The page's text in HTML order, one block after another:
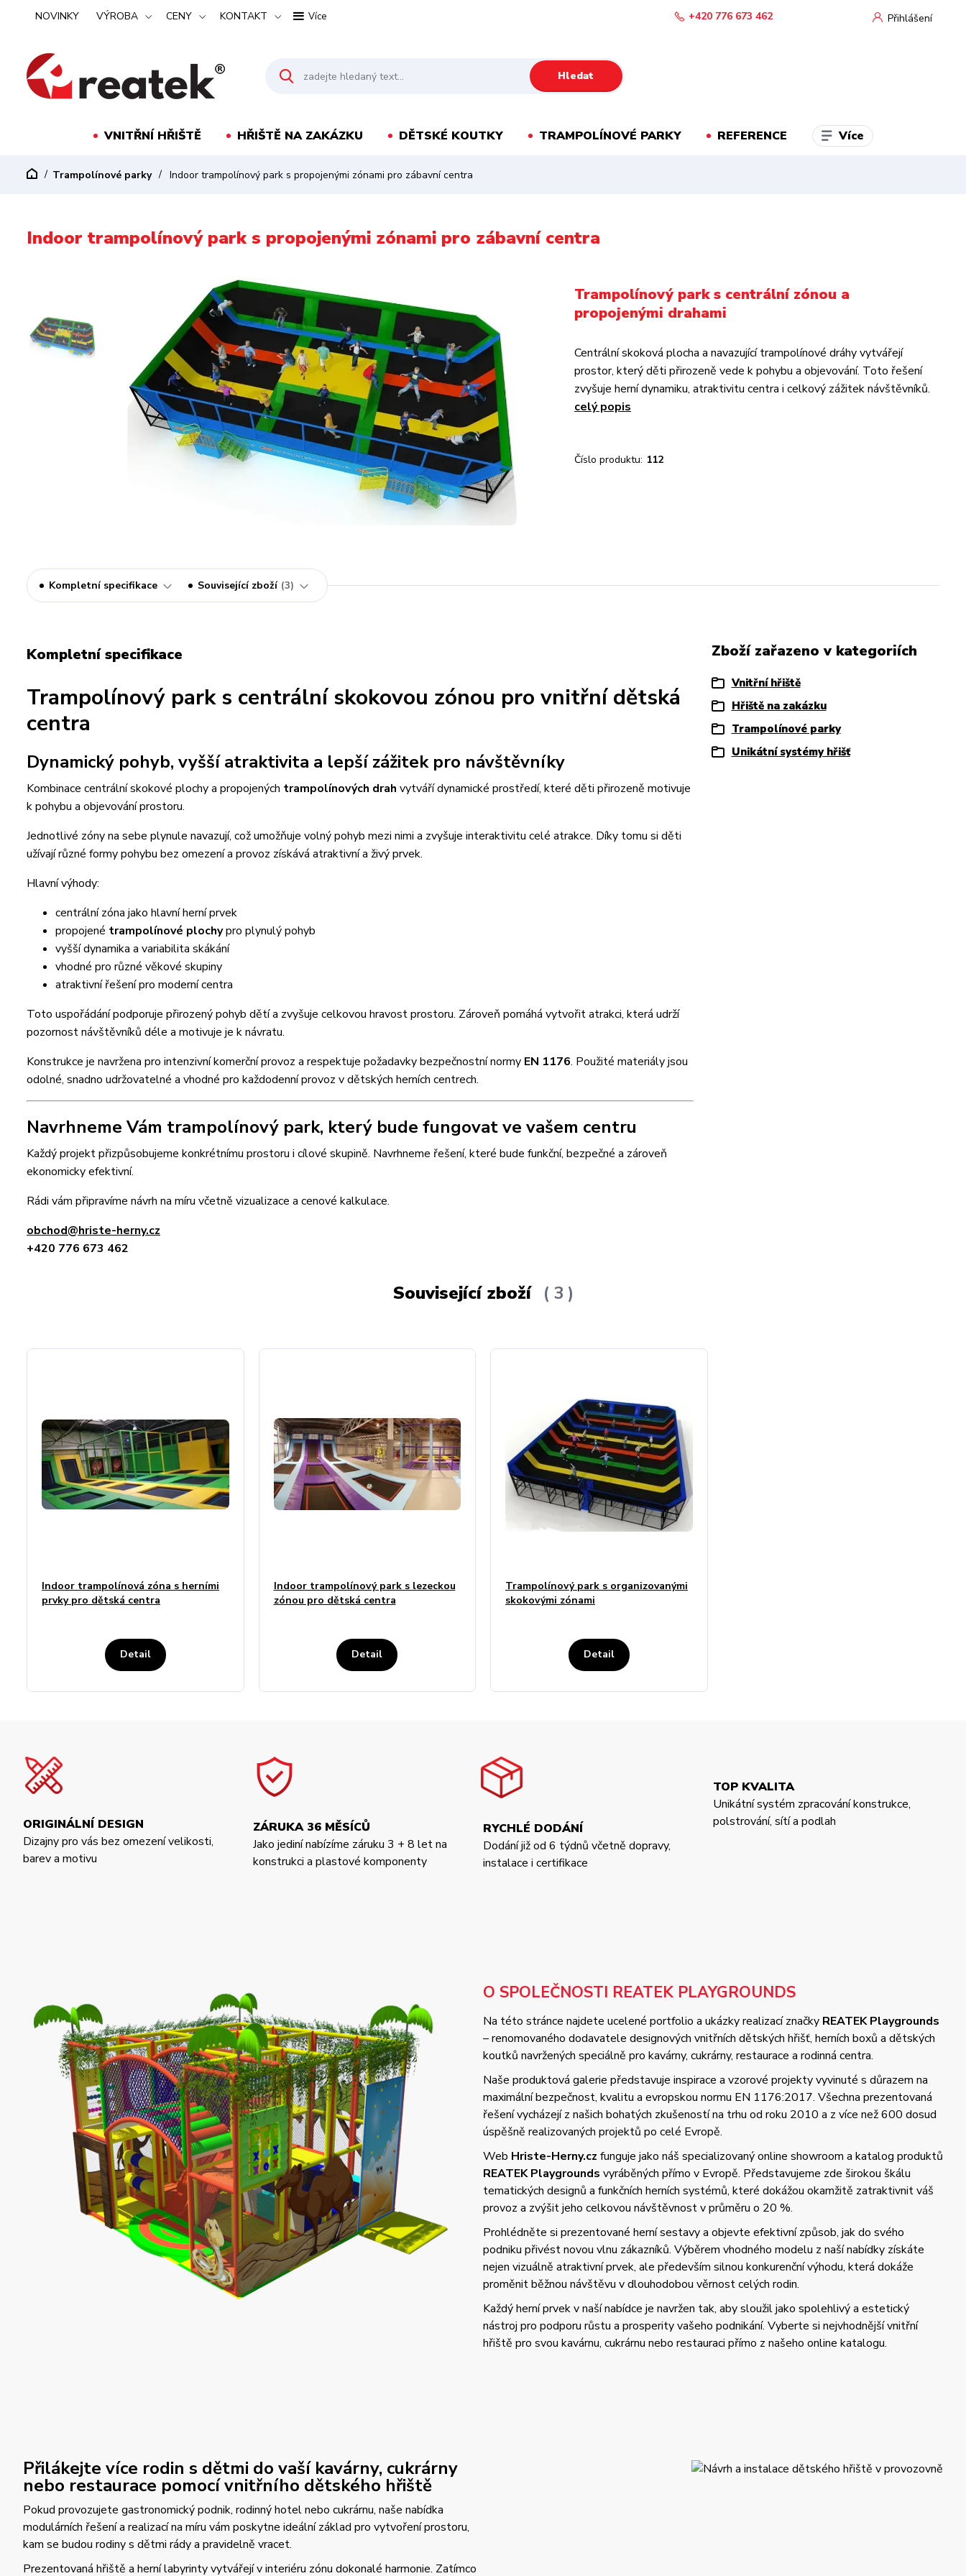
NOVINKY VÝROBA CENY KONTAKT Více Přihlášení
Hledat
+420 776 673 462
VNITŘNÍ HŘIŠTĚ HŘIŠTĚ NA ZAKÁZKU DĚTSKÉ KOUTKY TRAMPOLÍNOVÉ PARKY REFERENCE Více
Trampolínové parky Indoor trampolínový park s propojenými zónami pro zábavní centra
Indoor trampolínový park s propojenými zónami pro zábavní centra
Trampolínový park s centrální zónou a
propojenými drahami
Centrální skoková plocha a navazující trampolínové dráhy vytvářejí
prostor, který děti přirozeně vede k pohybu a objevování. Toto řešení
zvyšuje herní dynamiku, atraktivitu centra i celkový zážitek návštěvníků.
celý popis
Číslo produktu: 112
Kompletní specifikace Související zboží 3
Kompletní specifikace
Trampolínový park s centrální skokovou zónou pro vnitřní dětská
centra
Dynamický pohyb, vyšší atraktivita a lepší zážitek pro návštěvníky
Kombinace centrální skokové plochy a propojených trampolínových drah vytváří dynamické prostředí, které děti přirozeně motivuje
k pohybu a objevování prostoru.
Jednotlivé zóny na sebe plynule navazují, což umožňuje volný pohyb mezi nimi a zvyšuje interaktivitu celé atrakce. Díky tomu si děti
užívají různé formy pohybu bez omezení a provoz získává atraktivní a živý prvek.
Hlavní výhody:
centrální zóna jako hlavní herní prvek
propojené trampolínové plochypro plynulý pohyb
vyšší dynamika a variabilita skákání
vhodné pro různé věkové skupiny
atraktivní řešení pro moderní centra
Toto uspořádání podporuje přirozený pohyb dětí a zvyšuje celkovou hravost prostoru. Zároveň pomáhá vytvořit atrakci, která udrží
pozornost návštěvníků déle a motivuje je k návratu.
Konstrukce je navržena pro intenzivní komerční provoz a respektuje požadavky bezpečnostní normy EN 1176. Použité materiály jsou
odolné, snadno udržovatelné a vhodné pro každodenní provoz v dětských herních centrech.
Navrhneme Vám trampolínový park, který bude fungovat ve vašem centru
Každý projekt přizpůsobujeme konkrétnímu prostoru i cílové skupině. Navrhneme řešení, které bude funkční, bezpečné a zároveň
ekonomicky efektivní.
Rádi vám připravíme návrh na míru včetně vizualizace a cenové kalkulace.
obchod@hriste-herny.cz
+420 776 673 462
Zboží zařazeno v kategoriích
Vnitřní hřiště
Hřiště na zakázku
Trampolínové parky
Unikátní systémy hřišť
Související zboží 3
Indoor trampolínová zóna s herními
prvky pro dětská centra
Detail
Indoor trampolínový park s lezeckou
zónou pro dětská centra
Detail
Trampolínový park s organizovanými
skokovými zónami
Detail
ORIGINÁLNÍ DESIGN
Dizajny pro vás bez omezení velikosti,
barev a motivu
ZÁRUKA 36 MĚSÍCŮ
Jako jediní nabízíme záruku 3 + 8 let na
konstrukci a plastové komponenty
RYCHLÉ DODÁNÍ
Dodání již od 6 týdnů včetně dopravy,
instalace i certifikace
TOP KVALITA
Unikátní systém zpracování konstrukce,
polstrování, sítí a podlah
O SPOLEČNOSTI REATEK PLAYGROUNDS
Na této stránce najdete ucelené portfolio a ukázky realizací značky REATEK Playgrounds
– renomovaného dodavatele designových vnitřních dětských hřišť, herních boxů a dětských
koutků navržených speciálně pro kavárny, cukrárny, restaurace a rodinná centra.
Naše produktová galerie představuje inspirace a vzorové projekty vyvinuté s důrazem na
maximální bezpečnost, kvalitu a evropskou normu EN 1176:2017. Všechna prezentovaná
řešení vycházejí z našich bohatých zkušeností na trhu od roku 2010 a z více než 600 dosud
úspěšně realizovaných projektů po celé Evropě.
Web Hriste-Herny.cz funguje jako náš specializovaný online showroom a katalog produktů
REATEK Playgrounds vyráběných přímo v Evropě. Představujeme zde širokou škálu
tematických designů a funkčních herních systémů, které dokážou okamžitě zatraktivnit váš
provoz a zvýšit jeho celkovou návštěvnost v průměru o 20 %.
Prohlédněte si prezentované herní sestavy a objevte efektivní způsob, jak do svého
podniku přivést novou vlnu zákazníků. Výběrem vhodného modelu z naší nabídky získáte
nejen vizuálně atraktivní prvek, ale především silnou konkurenční výhodu, která dokáže
proměnit běžnou návštěvu v dlouhodobou věrnost celých rodin.
Každý herní prvek v naší nabídce je navržen tak, aby sloužil jako spolehlivý a estetický
nástroj pro podporu růstu a prosperity vašeho podnikání. Vyberte si nejvhodnější vnitřní
hřiště pro svou kavárnu, cukrárnu nebo restauraci přímo z našeho online katalogu.
Přilákejte více rodin s dětmi do vaší kavárny, cukrárny
nebo restaurace pomocí vnitřního dětského hřiště
Pokud provozujete gastronomický podnik, rodinný hotel nebo cukrárnu, naše nabídka
modulárních řešení a realizací na míru vám poskytne ideální základ pro vytvoření prostoru,
kam se budou rodiny s dětmi rády a pravidelně vracet.
Prezentovaná hřiště a herní labyrinty vytvářejí v interiéru zónu dokonalé harmonie. Zatímco